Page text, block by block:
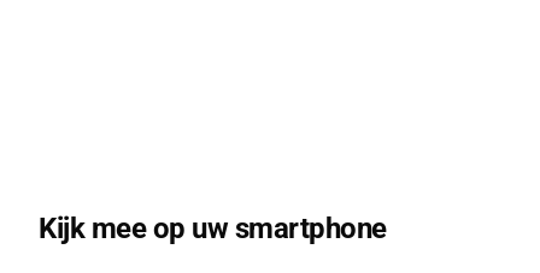
Kijk mee op uw smartphone